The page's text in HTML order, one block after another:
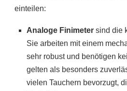
einteilen:
Analoge Finimeter sind die
Sie arbeiten mit einem
sehr robust und benötigen
gelten als besonders
vielen Tauchern bevorzugt,